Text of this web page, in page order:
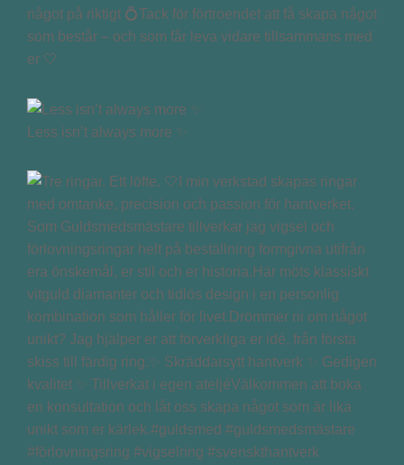
något på riktigt 💍Tack för förtroendet att få skapa något
som består – och som får leva vidare tillsammans med
er 🤍
Less isn’t always more ✨